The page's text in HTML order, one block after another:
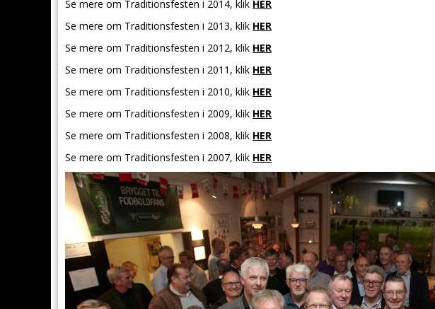
Se mere om Traditionsfesten i 2014, klik HER
Se mere om Traditionsfesten i 2013, klik HER
Se mere om Traditionsfesten i 2012, klik HER
Se mere om Traditionsfesten i 2011, klik HER
Se mere om Traditionsfesten i 2010, klik HER
Se mere om Traditionsfesten i 2009, klik HER
Se mere om Traditionsfesten i 2008, klik HER
Se mere om Traditionsfesten i 2007, klik HER